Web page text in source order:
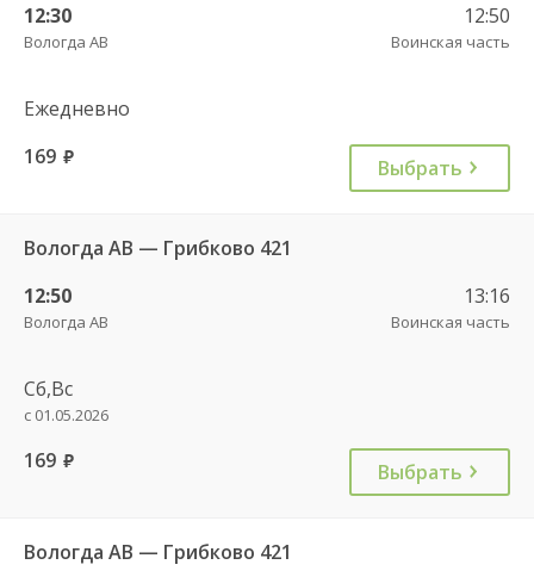
12:30
Вологда АВ
12:50
Воинская часть
Ежедневно
169 руб. Выбрать
Вологда АВ — Грибково 421
12:50
Вологда АВ
13:16
Воинская часть
Сб,Вс
с 01.05.2026
169 руб. Выбрать
Вологда АВ — Грибково 421